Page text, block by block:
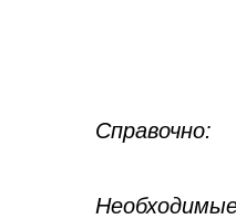
Справочно: